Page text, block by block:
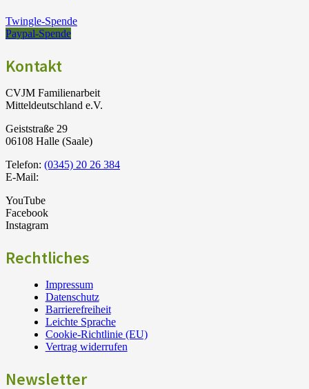
Twingle-Spende
Paypal-Spende
Kontakt
CVJM Familienarbeit
Mitteldeutschland e.V.
Geiststraße 29
06108 Halle (Saale)
Telefon: (0345) 20 26 384
E-Mail:
YouTube
Facebook
Instagram
Rechtliches
Impressum
Datenschutz
Barrierefreiheit
Leichte Sprache
Cookie-Richtlinie (EU)
Vertrag widerrufen
Newsletter